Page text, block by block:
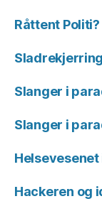
Råttent Politi?
Slanger i
Slanger i
Helsevesenet
Hackeren og